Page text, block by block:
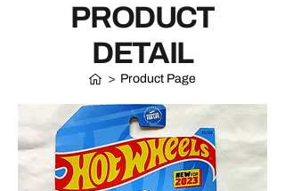
PRODUCT
DETAIL
> Product Page